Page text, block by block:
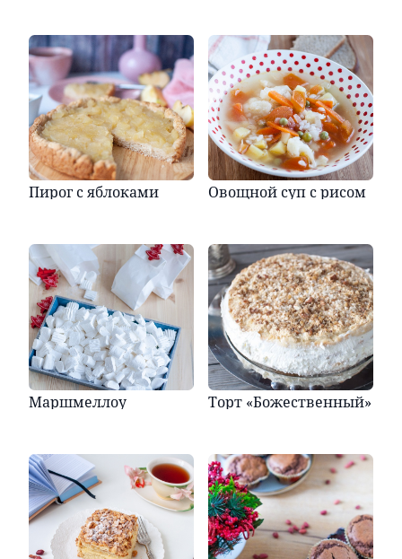
Пирог с яблоками Овощной суп с рисом
Маршмеллоу Торт «Божественный»